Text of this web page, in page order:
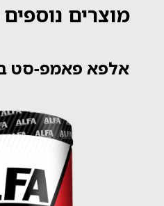
מוצרים
אלפא פאמפ-סט